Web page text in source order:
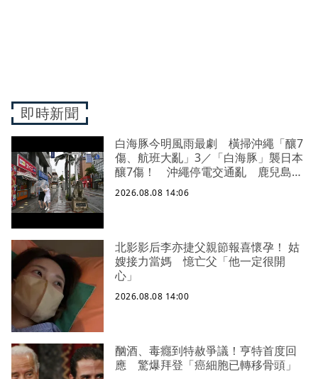
即時新聞
白海豚今明風雨最劇 橫掃沖繩「釀7
傷、航班大亂」3／「白海豚」襲日本
釀7傷！ 沖繩停電交通亂 鹿兒島建
築毀
2026.08.08 14:06
北影影后李亦捷父親節報喜懷孕！ 姑
嫂接力當媽 憶亡父「他一定很開
心」
2026.08.08 14:00
酗酒、毒癮到特赦爭議！亨特首度回
應 驚爆拜登「癌細胞已轉移骨頭」